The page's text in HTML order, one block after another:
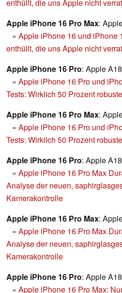
enthüllt, die uns Apple nicht
Apple iPhone 16 Pro Max:
» Apple iPhone 16 und iPhone
enthüllt, die uns Apple nicht
Apple iPhone 16 Pro: Apple
» Apple iPhone 16 Pro und
Tests: Wirklich 50 Prozent
Apple iPhone 16 Pro Max:
» Apple iPhone 16 Pro und
Tests: Wirklich 50 Prozent
Apple iPhone 16 Pro: Apple
» Apple iPhone 16 Pro Max
Analyse der neuen,
Kamerakontrolle
Apple iPhone 16 Pro Max:
» Apple iPhone 16 Pro Max
Analyse der neuen,
Kamerakontrolle
Apple iPhone 16 Pro: Apple
» Apple iPhone 16 Pro Max: